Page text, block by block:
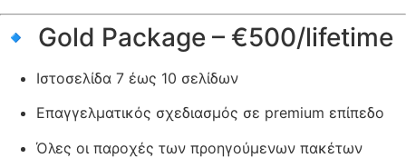
🔹 Gold Package – €500/lifetime
Ιστοσελίδα 7 έως 10 σελίδων
Επαγγελματικός σχεδιασμός σε premium επίπεδο
Όλες οι παροχές των προηγούμενων πακέτων